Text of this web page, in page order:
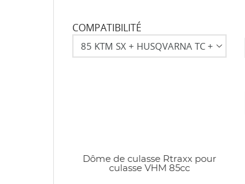
COMPATIBILITÉ
Dôme de culasse Rtraxx pour
culasse VHM 85cc